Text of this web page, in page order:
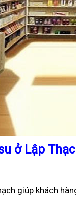
ở Lập
giúp khách